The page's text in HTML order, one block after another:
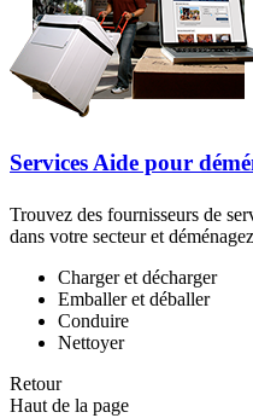
Services Aide pour
Trouvez des fournisseurs de
dans votre secteur et
Charger et décharger
Emballer et déballer
Conduire
Nettoyer
Retour
Haut de la page